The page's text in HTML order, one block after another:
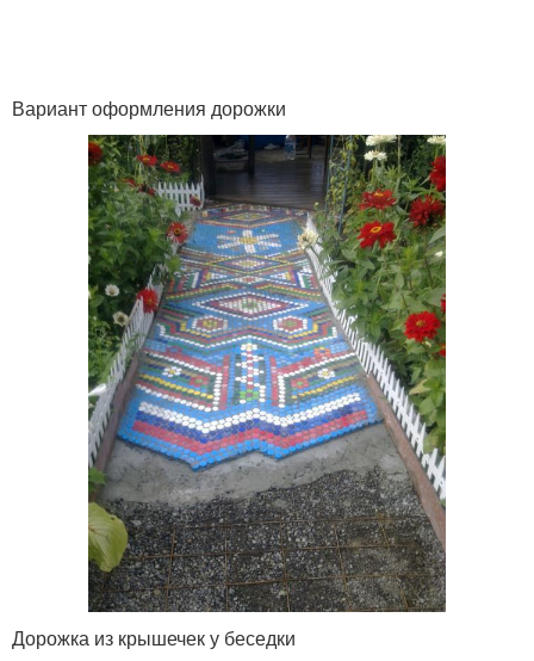
Вариант оформления дорожки
Дорожка из крышечек у беседки